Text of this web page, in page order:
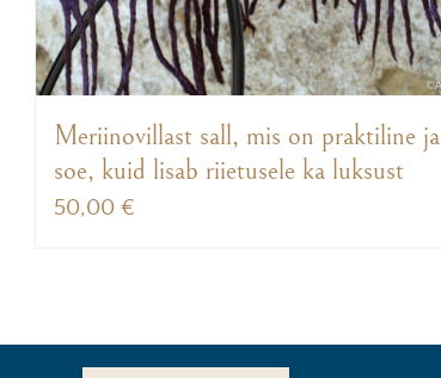
Meriinovillast sall, mis on praktiline ja
soe, kuid lisab riietusele ka luksust
50,00€